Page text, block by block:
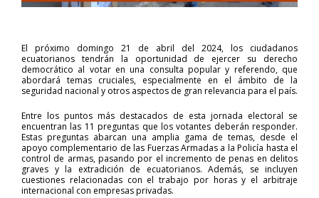
El próximo domingo 21 de abril del 2024, los ciudadanos
ecuatorianos tendrán la oportunidad de ejercer su derecho
democrático al votar en una consulta popular y referendo, que
abordará temas cruciales, especialmente en el ámbito de la
seguridad nacional y otros aspectos de gran relevancia para el país.
Entre los puntos más destacados de esta jornada electoral se
encuentran las 11 preguntas que los votantes deberán responder.
Estas preguntas abarcan una amplia gama de temas, desde el
apoyo complementario de las Fuerzas Armadas a la Policía hasta el
control de armas, pasando por el incremento de penas en delitos
graves y la extradición de ecuatorianos. Además, se incluyen
cuestiones relacionadas con el trabajo por horas y el arbitraje
internacional con empresas privadas.